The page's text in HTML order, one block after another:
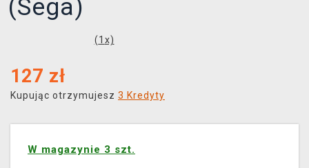
(Sega)
(1 x)
127 zł
Kupując otrzymujesz 3 Kredyty
W magazynie 3 szt.